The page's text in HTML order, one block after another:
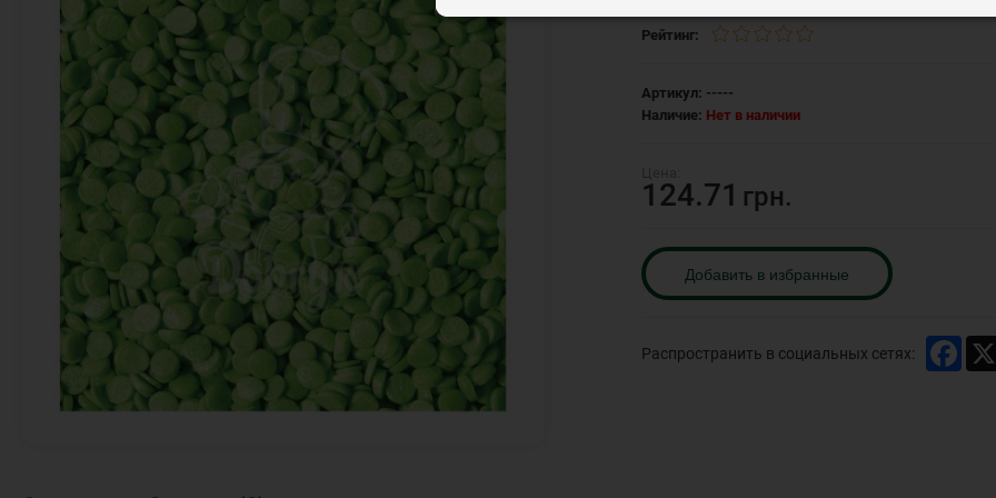
Рейтинг:
Артикул: -----
Наличие: Нет в наличии
124.71 грн.
Добавить в избранные
Распространить в социальных сетях: